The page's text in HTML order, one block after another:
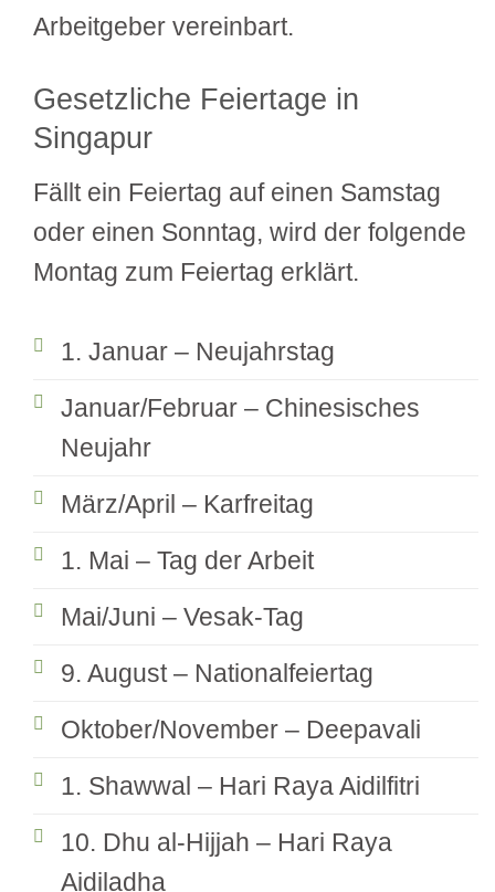
Arbeitgeber vereinbart.
Gesetzliche Feiertage in
Singapur
Fällt ein Feiertag auf einen Samstag
oder einen Sonntag, wird der folgende
Montag zum Feiertag erklärt.
1. Januar – Neujahrstag
Januar/Februar – Chinesisches
Neujahr
März/April – Karfreitag
1. Mai – Tag der Arbeit
Mai/Juni – Vesak-Tag
9. August – Nationalfeiertag
Oktober/November – Deepavali
1. Shawwal – Hari Raya Aidilfitri
10. Dhu al-Hijjah – Hari Raya
Aidiladha